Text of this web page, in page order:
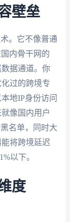
壁垒
。它不像普通
内骨干网的
据通道。你
过的跨境专
地IP身份访问
像国内用户
名单，同时大
将跨境延迟
以下。
度